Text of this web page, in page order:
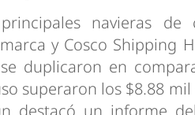
navieras de
y Cosco Shipping
duplicaron en
superaron los $8.88
destacó un informe